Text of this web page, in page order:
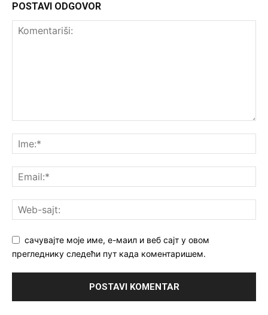
POSTAVI ODGOVOR
сачувајте моје име, е-маил и веб сајт у овом
прегледнику следећи пут када коментаришем.